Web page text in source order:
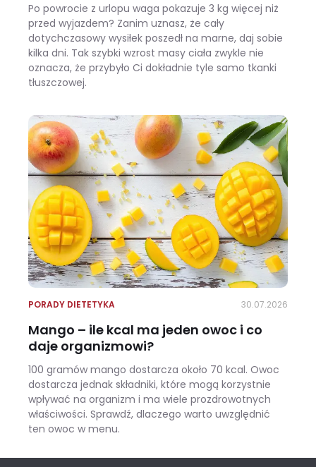
Po powrocie z urlopu waga pokazuje 3 kg więcej niż
przed wyjazdem? Zanim uznasz, że cały
dotychczasowy wysiłek poszedł na marne, daj sobie
kilka dni. Tak szybki wzrost masy ciała zwykle nie
oznacza, że przybyło Ci dokładnie tyle samo tkanki
tłuszczowej.
PORADY DIETETYKA 30.07.2026
Mango – ile kcal ma jeden owoc i co
daje organizmowi?
100 gramów mango dostarcza około 70 kcal. Owoc
dostarcza jednak składniki, które mogą korzystnie
wpływać na organizm i ma wiele prozdrowotnych
właściwości. Sprawdź, dlaczego warto uwzględnić
ten owoc w menu.